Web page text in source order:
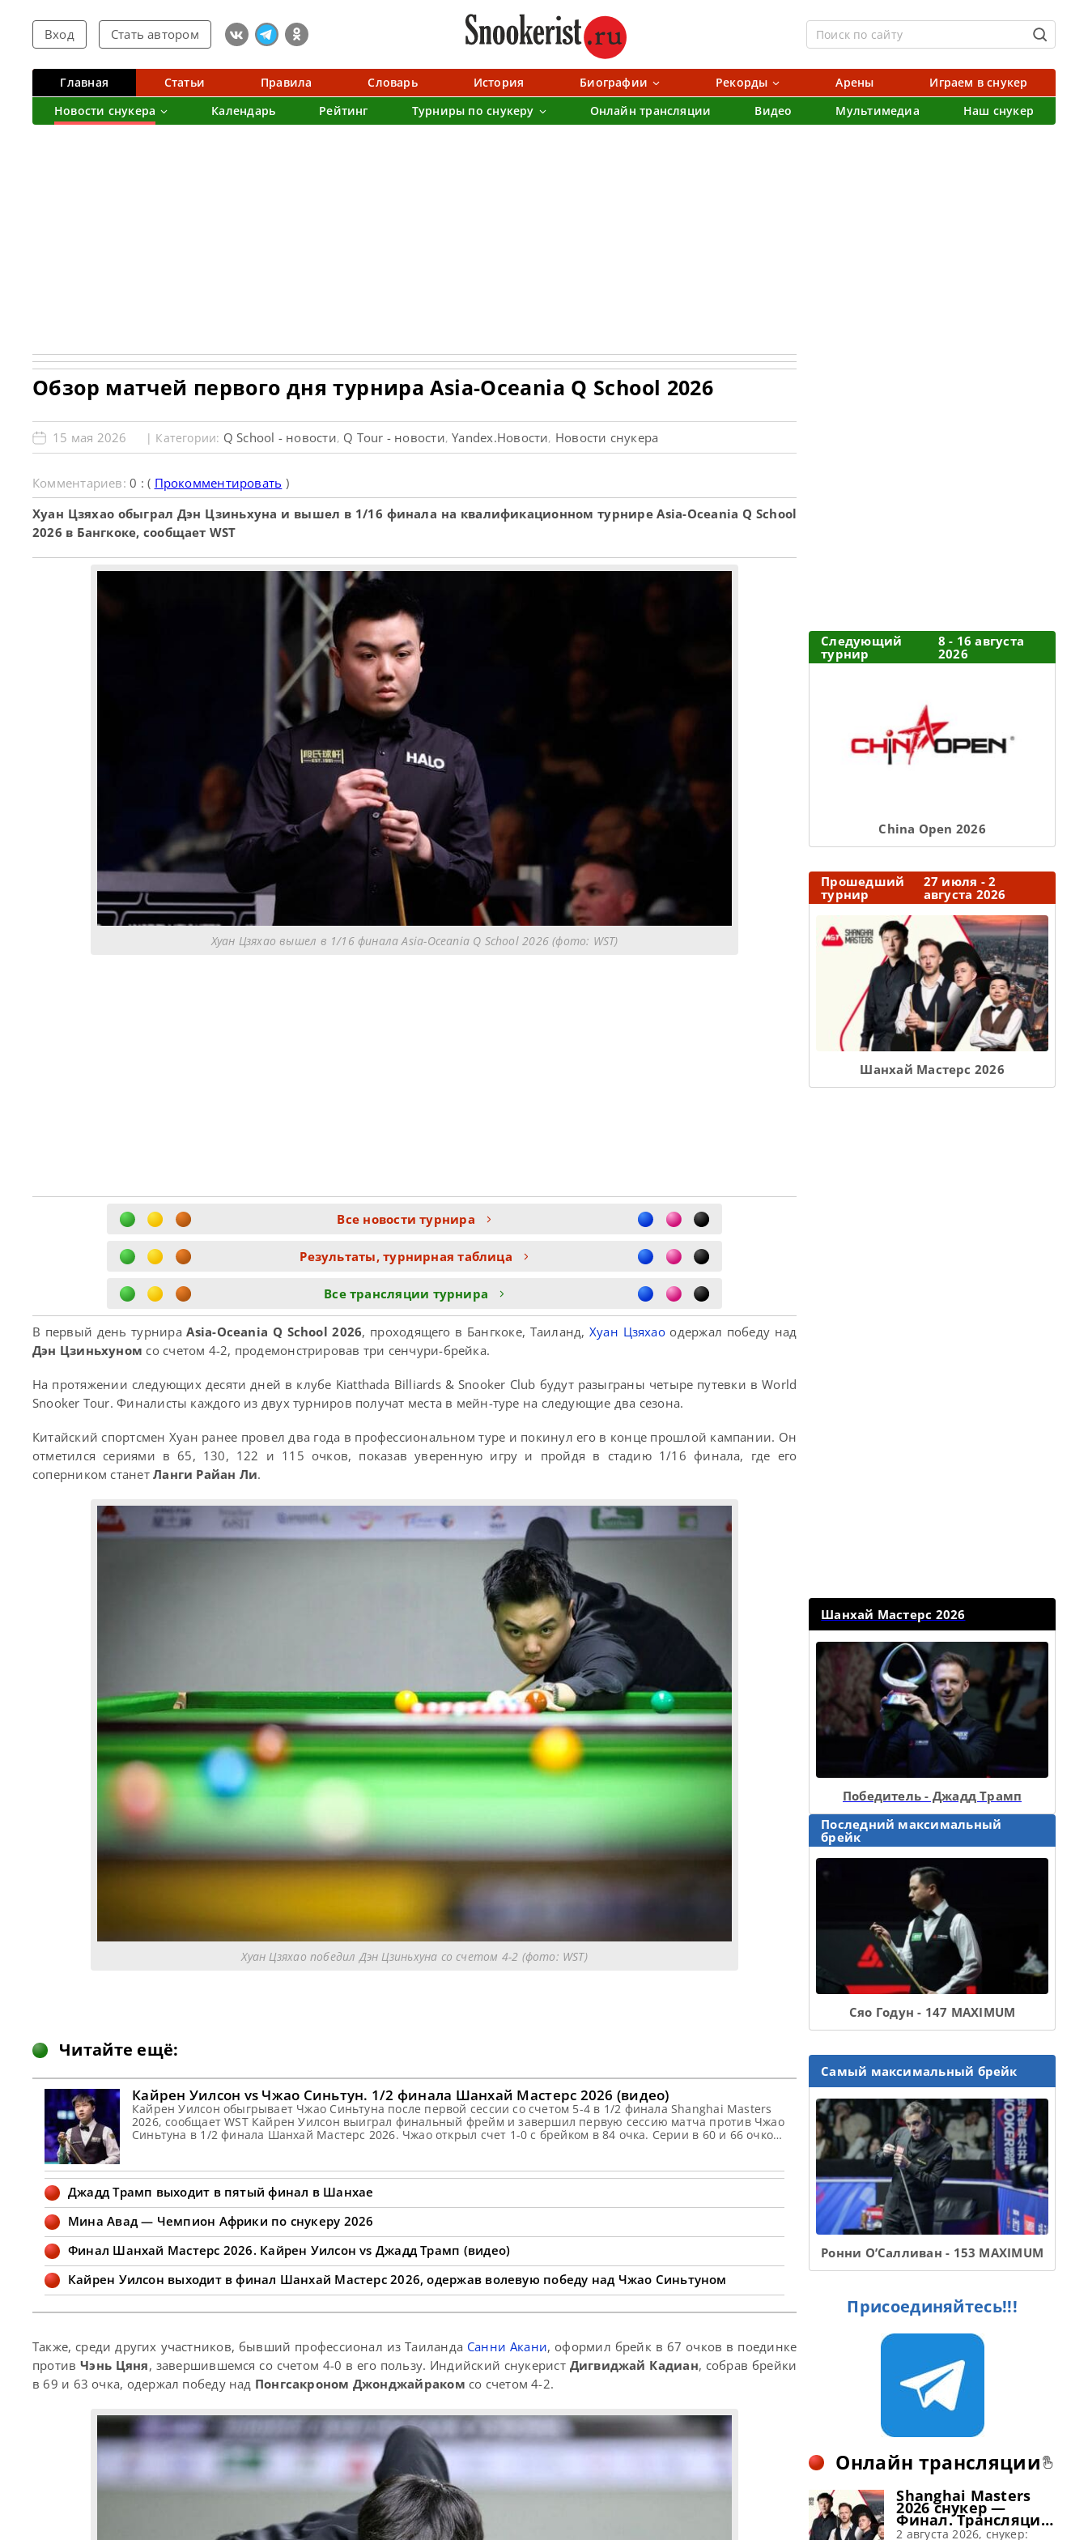
Вход Стать автором
Главная Статьи Правила Словарь История Биографии Рекорды Арены
Играем в снукер
Новости снукера
Календарь Рейтинг Турниры по снукеру Онлайн трансляции Видео Мультимедиа Наш снукер
Обзор матчей первого дня турнира Asia-Oceania Q School 2026
15 мая 2026 | Категории: Q School - новости, Q Tour - новости,Yandex.Новости, Новости снукера
Комментариев:0 : ( Прокомментировать )
Хуан Цзяхао обыграл Дэн Цзиньхуна и вышел в 1/16 финала на квалификационном турнире Asia-Oceania Q School
2026 в Бангкоке, сообщает WST
Хуан Цзяхао вышел в 1/16 финала Asia-Oceania Q School 2026 (фото: WST)
Все новости турнира
Результаты, турнирная таблица
Все трансляции турнира
В первый день турнираAsia-Oceania Q School 2026, проходящего в Бангкоке, Таиланд,Хуан Цзяхаоодержал победу над
Дэн Цзиньхуном со счетом 4-2, продемонстрировав три сенчури-брейка.
На протяжении следующих десяти дней в клубе Kiatthada Billiards & Snooker Club будут разыграны четыре путевки в World
Snooker Tour. Финалисты каждого из двух турниров получат места в мейн-туре на следующие два сезона.
Китайский спортсмен Хуан ранее провел два года в профессиональном туре и покинул его в конце прошлой кампании. Он
отметился сериями в 65, 130, 122 и 115 очков, показав уверенную игру и пройдя в стадию 1/16 финала, где его
соперником станетЛанги Райан Ли.
Хуан Цзяхао победил Дэн Цзиньхуна со счетом 4-2 (фото: WST)
Читайте ещё:
Кайрен Уилсон vs Чжао Синьтун. 1/2 финала Шанхай Мастерс 2026 (видео)
Кайрен Уилсон обыгрывает Чжао Синьтуна после первой сессии со счетом 5-4 в 1/2 финала Shanghai Masters
2026, сообщает WST Кайрен Уилсон выиграл финальный фрейм и завершил первую сессию матча против Чжао
Синьтуна в 1/2 финала Шанхай Мастерс 2026. Чжао открыл счет 1-0 с брейком в 84 очка. Серии в 60 и 66 очков
Джадд Трамп выходит в пятый финал в Шанхае
Мина Авад — Чемпион Африки по снукеру 2026
Финал Шанхай Мастерс 2026. Кайрен Уилсон vs Джадд Трамп (видео)
Кайрен Уилсон выходит в финал Шанхай Мастерс 2026, одержав волевую победу над Чжао Синьтуном
Также, среди других участников, бывший профессионал из Таиланда Санни Акани, оформил брейк в 67 очков в поединке
противЧэнь Цяня, завершившемся со счетом 4-0 в его пользу. Индийский снукерист Дигвиджай Кадиан, собрав брейки
в 69 и 63 очка, одержал победу над Понгсакроном Джонджайраком со счетом 4-2.
Следующий
турнир
8 - 16 августа
2026
Сhina Open 2026
Прошедший
турнир
27 июля - 2
августа 2026
Шанхай Мастерс 2026
Шанхай Мастерс 2026
Победитель - Джадд Трамп
Последний максимальный
брейк
Сяо Годун - 147 MAXIMUM
Самый максимальный брейк
Ронни О’Салливан - 153 MAXIMUM
Присоединяйтесь!!!
Онлайн трансляции
Shanghai Masters
2026 снукер —
Финал. Трансляции
расписание
2 августа 2026, снукер: